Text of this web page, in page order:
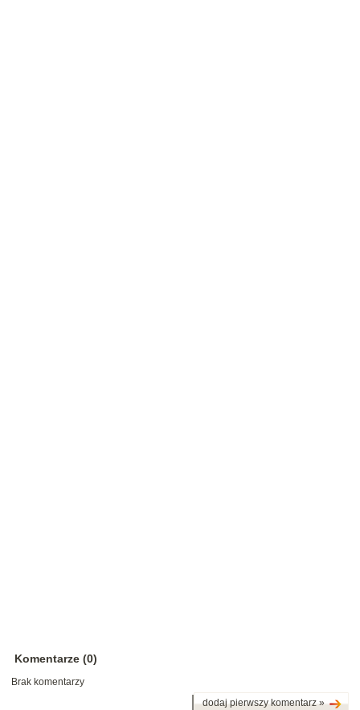
Komentarze (0)
Brak komentarzy
dodaj pierwszy komentarz »